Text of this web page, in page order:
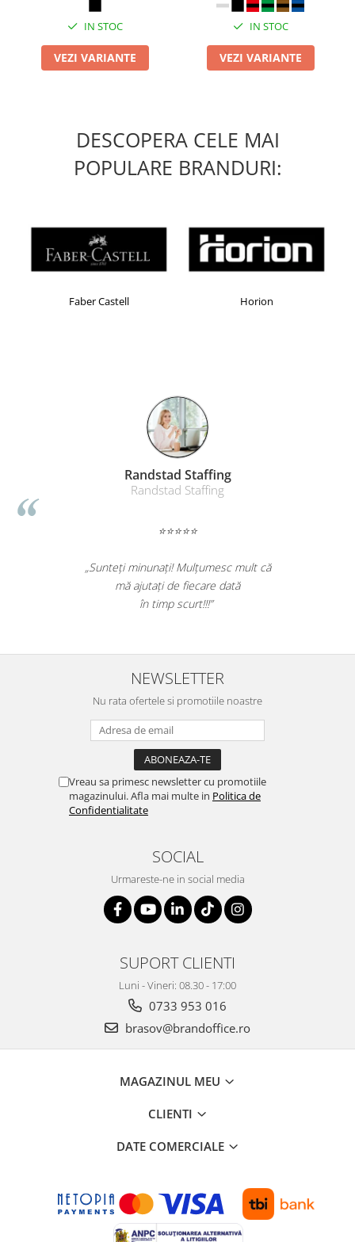
IN STOC
VEZI VARIANTE
IN STOC
VEZI VARIANTE
DESCOPERA CELE MAI
POPULARE BRANDURI:
Faber Castell Horion
Randstad Staffing
Randstad Staffing
⭐⭐⭐⭐⭐
„Sunteți minunați! Mulțumesc mult că
mă ajutați de fiecare dată
în timp scurt!!!”
NEWSLETTER
Nu rata ofertele si promotiile noastre
Vreau sa primesc newsletter cu promotiile
magazinului. Afla mai multe in Politica de
Confidentialitate
SOCIAL
Urmareste-ne in social media
SUPORT CLIENTI
Luni - Vineri: 08.30 - 17:00
0733 953 016
brasov@brandoffice.ro
MAGAZINUL MEU
CLIENTI
DATE COMERCIALE